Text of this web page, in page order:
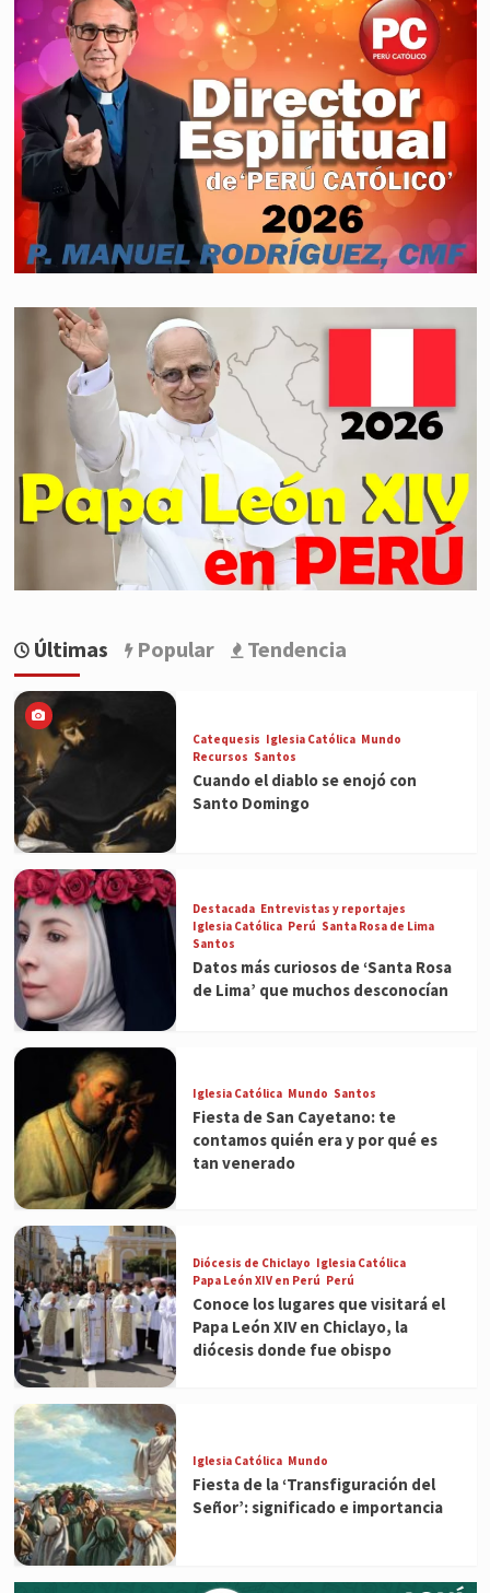
Últimas Popular Tendencia
Catequesis Iglesia Católica Mundo
Recursos Santos
Cuando el diablo se enojó con
Santo Domingo
Destacada Entrevistas y reportajes
Iglesia Católica Perú Santa Rosa de Lima
Santos
Datos más curiosos de ‘Santa Rosa
de Lima’ que muchos desconocían
Iglesia Católica Mundo Santos
Fiesta de San Cayetano: te
contamos quién era y por qué es
tan venerado
Diócesis de Chiclayo Iglesia Católica
Papa León XIV en Perú Perú
Conoce los lugares que visitará el
Papa León XIV en Chiclayo, la
diócesis donde fue obispo
Iglesia Católica Mundo
Fiesta de la ‘Transfiguración del
Señor’: significado e importancia